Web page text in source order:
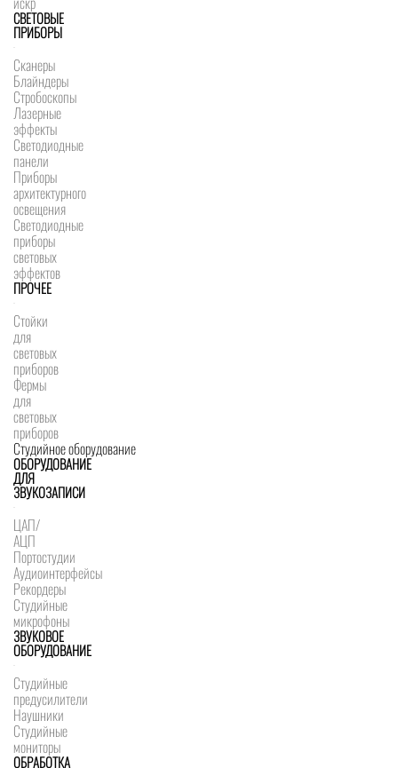
СВЕТОВЫЕ
ПРИБОРЫ
Сканеры
Блайндеры
Стробоскопы
Лазерные
эффекты
Светодиодные
панели
Приборы
архитектурного
освещения
Светодиодные
приборы
световых
эффектов
ПРОЧЕЕ
Стойки
для
световых
приборов
Фермы
для
световых
приборов
Студийное оборудование
ОБОРУДОВАНИЕ
ДЛЯ
ЗВУКОЗАПИСИ
ЦАП/
АЦП
Портостудии
Аудиоинтерфейсы
Рекордеры
Студийные
микрофоны
ЗВУКОВОЕ
ОБОРУДОВАНИЕ
Студийные
предусилители
Наушники
Студийные
мониторы
ОБРАБОТКА